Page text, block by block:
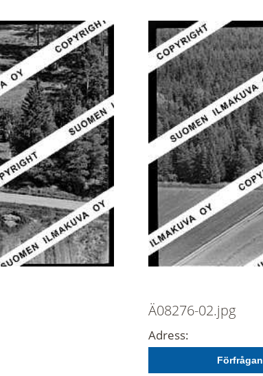
Ä08276-02.jpg
Adress:
Förfrågan